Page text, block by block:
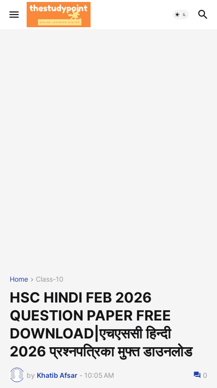
Home Class-10
HSC HINDI FEB 2026
QUESTION PAPER FREE
DOWNLOAD|एचएससी हिन्दी
2026 प्रश्नपत्रिका मुफ्त डाउनलोड
by Khatib Afsar - 10:05 AM 0